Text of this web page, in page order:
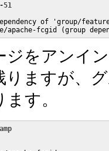
51
of 'group/
apache-fcgid (group
ジをアンイ
りますが、
す。